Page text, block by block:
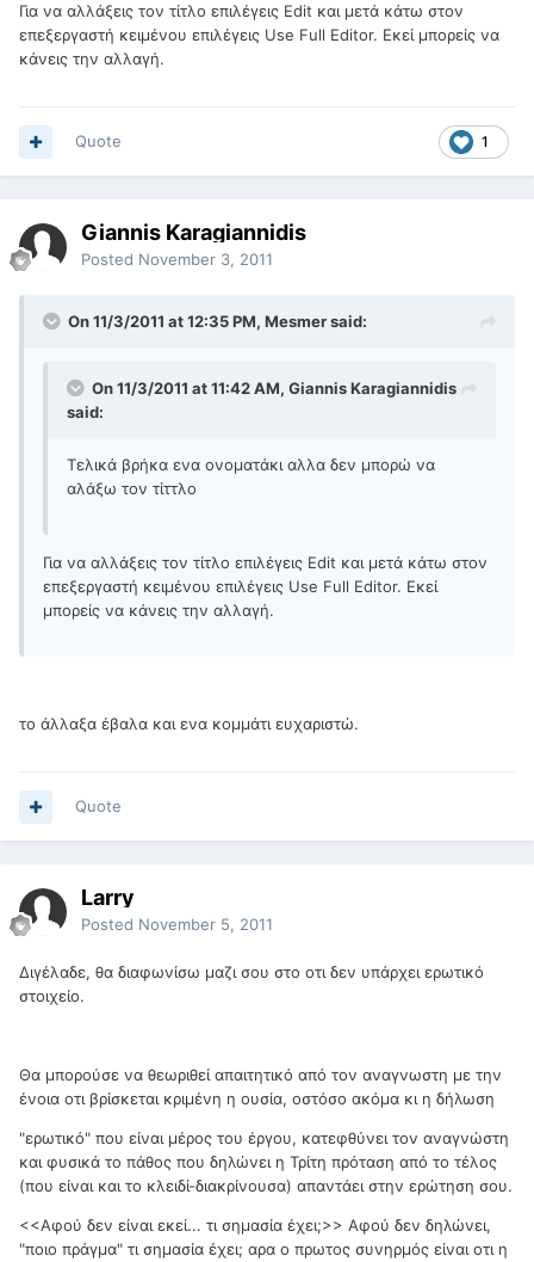
Για να αλλάξεις τον τίτλο επιλέγεις Edit και μετά κάτω στον
επεξεργαστή κειμένου επιλέγεις Use Full Editor. Εκεί μπορείς να
κάνεις την αλλαγή.
1
Quote
Giannis Karagiannidis
Posted November 3, 2011
On 11/3/2011 at 12:35 PM, Mesmer said:
On 11/3/2011 at 11:42 AM, Giannis Karagiannidis
said:
Τελικά βρήκα ενα ονοματάκι αλλα δεν μπορώ να
αλάξω τον τίττλο
Για να αλλάξεις τον τίτλο επιλέγεις Edit και μετά κάτω στον
επεξεργαστή κειμένου επιλέγεις Use Full Editor. Εκεί
μπορείς να κάνεις την αλλαγή.
το άλλαξα έβαλα και ενα κομμάτι ευχαριστώ.
Quote
Larry
Posted November 5, 2011
Διγέλαδε, θα διαφωνίσω μαζι σου στο οτι δεν υπάρχει ερωτικό
στοιχείο.
Θα μπορούσε να θεωριθεί απαιτητικό από τον αναγνωστη με την
ένοια οτι βρίσκεται κριμένη η ουσία, οστόσο ακόμα κι η δήλωση
"ερωτικό" που είναι μέρος του έργου, κατεφθύνει τον αναγνώστη
και φυσικά το πάθος που δηλώνει η Τρίτη πρόταση από το τέλος
(που είναι και το κλειδί-διακρίνουσα) απαντάει στην ερώτηση σου.
<<Αφού δεν είναι εκεί... τι σημασία έχει;>> Αφού δεν δηλώνει,
"ποιο πράγμα" τι σημασία έχει; αρα ο πρωτος συνηρμός είναι οτι η